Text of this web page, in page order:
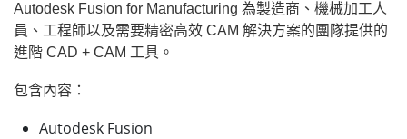
Autodesk Fusion for Manufacturing 為製造商、機械加工人
員、工程師以及需要精密高效 CAM 解決方案的團隊提供的
進階 CAD + CAM 工具。
包含內容：
Autodesk Fusion